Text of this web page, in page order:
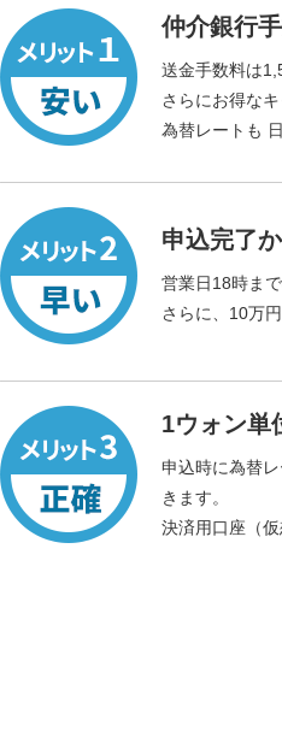
仲介銀行
送金手数料は
さらにお得な
為替レートも
申込完了
営業日18時ま
さらに、10万
1ウォン単
申込時に為替
きます。
決済用口座（